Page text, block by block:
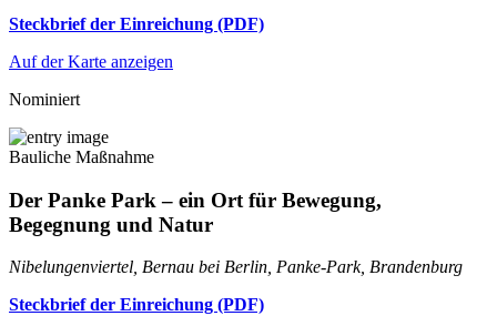
Steckbrief der Einreichung (PDF)
Auf der Karte anzeigen
Nominiert
Bauliche Maßnahme
Der Panke Park – ein Ort für Bewegung,
Begegnung und Natur
Nibelungenviertel, Bernau bei Berlin, Panke-Park, Brandenburg
Steckbrief der Einreichung (PDF)